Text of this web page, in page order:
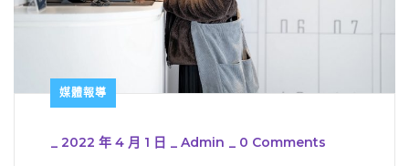
媒體報導
_ 2022 年 4 月 1 日 _ Admin _ 0 Comments